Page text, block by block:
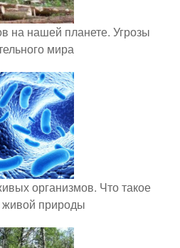
на нашей планете. Угрозы
мира
организмов. Что такое
живой природы